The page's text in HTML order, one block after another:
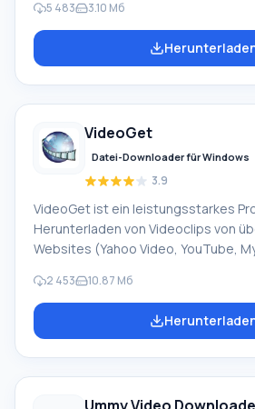
Uploading.Com. Video-Downloads
wie smotri.com, intv.ru,
video.bigmir.net, a1tv.ru, tnt-tv.ru und
140+ Anime-Serien) im flv- und avi-
WinAmp Music Online-Player, mit
5 483 3.10 Мб
VideoGet
Datei-Downloader für Windows
3.9
VideoGet ist ein leistungsstarkes
Herunterladen von Videoclips von
Websites (Yahoo Video, YouTube,
Möglichkeit, sie in verschiedene
um sie auf einem Videoplayer,
Mobiltelefon anzusehen. Trotz der
2 453 10.87 Mб